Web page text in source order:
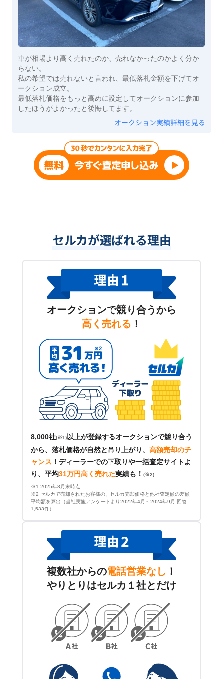
車が相場より高く売れたのか、売れなかったのかよく分か
らない。
私の希望では売れないと言われ、最低落札金額を下げてオ
ークション成立。
最低落札価格をもっと高めに設定してオークションに参加
したほうがよかったと後悔してます。
オークション実績詳細を見る
セルカが選ばれる理由
オークションで競り合うから
高く売れる ！
8,000社(※1)以上が登録するオークションで競り合う
から、落札価格が自然と吊り上がり、 高額売却のチ
ャンス ！ ディーラーでの下取りや一括査定サイトよ
り、平均31万円高く売れた実績も！ (※2)
※1 2025年8月末時点
※2 セルカで売却されたお客様の、セルカ売却価格と他社査定額の差額
平均額を算出（当社実施アンケートより2022年4月～2024年9月 回答
1,533件）
複数社からの電話営業なし ！
やりとりはセルカ１社とだけ